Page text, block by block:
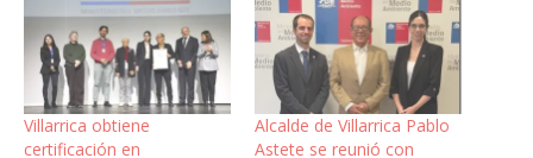
Villarrica obtiene
certificación en
Alcalde de Villarrica Pablo
Astete se reunió con